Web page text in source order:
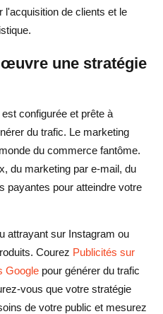
l'acquisition de clients et le
une stratégie
configurée et prête à
du trafic. Le marketing
du commerce fantôme.
du marketing par e-mail, du
payantes pour atteindre votre
attrayant sur Instagram ou
Courez Publicités sur
Google pour générer du trafic
vous que votre stratégie
de votre public et mesurez